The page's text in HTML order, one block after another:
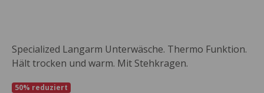
Specialized Langarm Unterwäsche. Thermo Funktion.
Hält trocken und warm. Mit Stehkragen.
50% reduziert